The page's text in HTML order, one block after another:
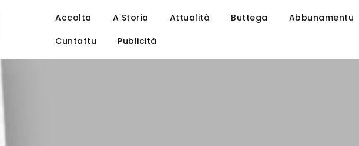
Accolta A Storia Attualità Buttega
Abbunamentu
Cuntattu
Publicità